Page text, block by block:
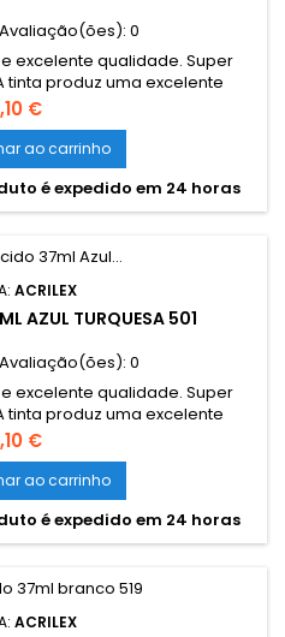
Avaliação(ões): 0
excelente qualidade. Super
tinta produz uma excelente
Grande variedade de cores e
miscíveis entre sí. Pode ser
ou carimbo, em tecidos de
Lavar o tecido antes da
para...
€
ao carrinho
é expedido em 24 horas
ACRILEX
AZUL TURQUESA 501
Avaliação(ões): 0
excelente qualidade. Super
tinta produz uma excelente
Grande variedade de cores e
miscíveis entre sí. Pode ser
ou carimbo, em tecidos de
Lavar o tecido antes da
para...
€
ao carrinho
é expedido em 24 horas
ACRILEX